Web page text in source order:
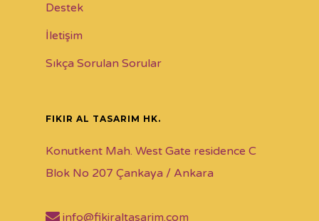
Destek
İletişim
Sıkça Sorulan Sorular
FIKIR AL TASARIM HK.
Konutkent Mah. West Gate residence C
Blok No 207 Çankaya / Ankara
info@fikiraltasarim.com